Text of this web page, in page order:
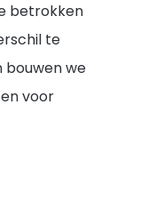
betrokken
te
bouwen we
voor